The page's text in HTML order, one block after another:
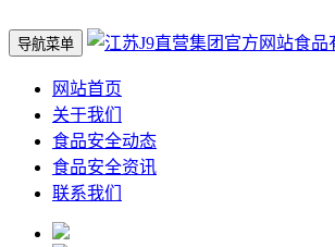
导航菜单
网站首页
关于我们
食品安全动态
食品安全资讯
联系我们